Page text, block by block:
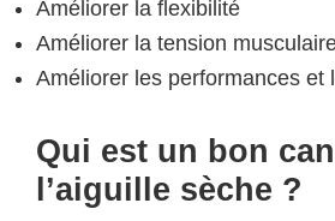
Améliorer la flexibilité
Améliorer la tension
Améliorer les performances et
Qui est un bon
l’aiguille sèche ?